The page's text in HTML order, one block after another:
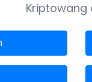
Kriptowang